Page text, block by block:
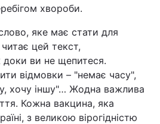
хвороби.
яке має стати для
цей текст,
ви не щепитеся.
відмовки – "немає часу",
хочу іншу"… Жодна важлива
Кожна вакцина, яка
з великою вірогідністю